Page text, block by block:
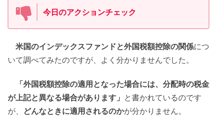
今日のアクションチェック
米国のインデックスファンドと外国税額控除の関係につ
いて調べてみたのですが、よく分かりませんでした。
「外国税額控除の適用となった場合には、分配時の税金
が上記と異なる場合があります」 と書かれているのです
が、 どんなときに適用されるのかが分かりません。